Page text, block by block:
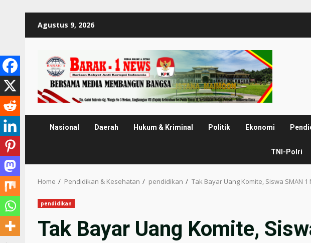
Agustus 9, 2026
Nasional Daerah Hukum & Kriminal Politik Ekonomi
TNI-Polri
Home Pendidikan & Kesehatan pendidikan Tak Bayar Uang Komite, Siswa SMAN
pendidikan
Tak Bayar Uang Komite,